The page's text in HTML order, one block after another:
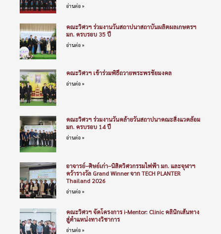
อ่านต่อ »
คณะวิศวฯ ร่วมงานวันสถาปนาสถาบันผลิตผลเกษตรฯ
มก. ครบรอบ 35 ปี
อ่านต่อ »
คณะวิศวฯ เข้าร่วมพิธีถวายพระพรชัยมงคล
อ่านต่อ »
คณะวิศวฯ ร่วมงานวันคล้ายวันสถาปนาคณะสิ่งแวดล้อม
มก. ครบรอบ 14 ปี
อ่านต่อ »
อาจารย์–ศิษย์เก่า–นิสิตวิศวกรรมไฟฟ้า มก. และจุฬาฯ
คว้ารางวัล Grand Winner จาก TECH PLANTER
Thailand 2026
อ่านต่อ »
คณะวิศวฯ จัดโครงการ i-Mentor: Clinic คลินิกเส้นทาง
สู่ตำแหน่งทางวิชาการ
อ่านต่อ »